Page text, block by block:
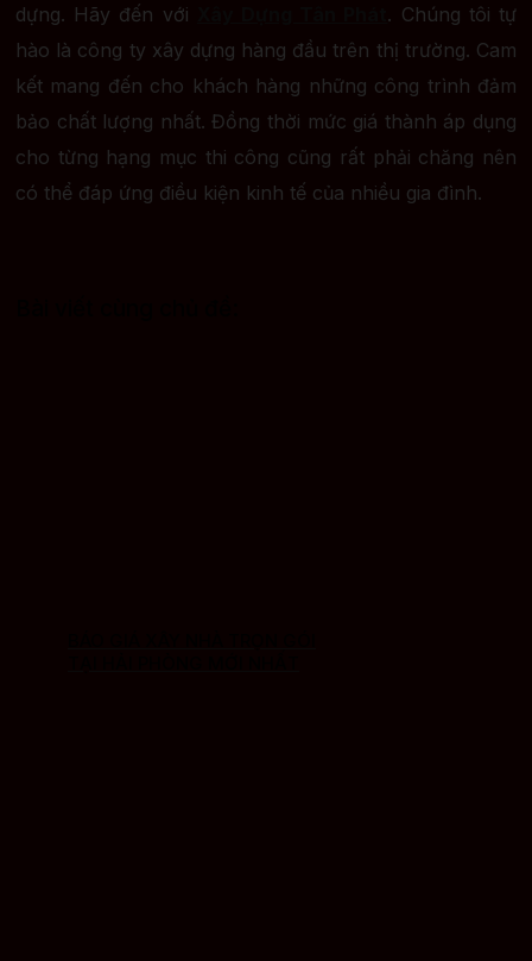
dựng. Hãy đến với
. Chúng tôi tự
hào là công ty xây dựng hàng đầu trên thị trường. Cam
kết mang đến cho khách hàng những công trình đảm
bảo chất lượng nhất. Đồng thời mức giá thành áp dụng
cho từng hạng mục thi công cũng rất phải chăng nên
có thể đáp ứng điều kiện kinh tế của nhiều gia đình.